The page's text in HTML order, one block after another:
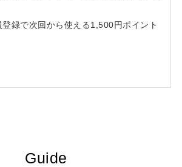
登録で次回から使える1,500円ポイント
Guide